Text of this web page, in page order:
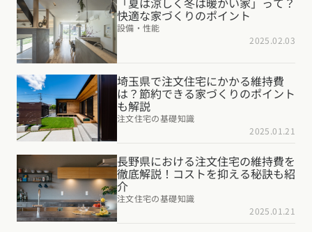
快適な家づくりのポイント
設備・性能
2025.02.03
埼玉県で注文住宅にかかる維持費
は？節約できる家づくりのポイント
も解説
注文住宅の基礎知識
2025.01.21
長野県における注文住宅の維持費を
徹底解説！コストを抑える秘訣も紹
介
注文住宅の基礎知識
2025.01.21